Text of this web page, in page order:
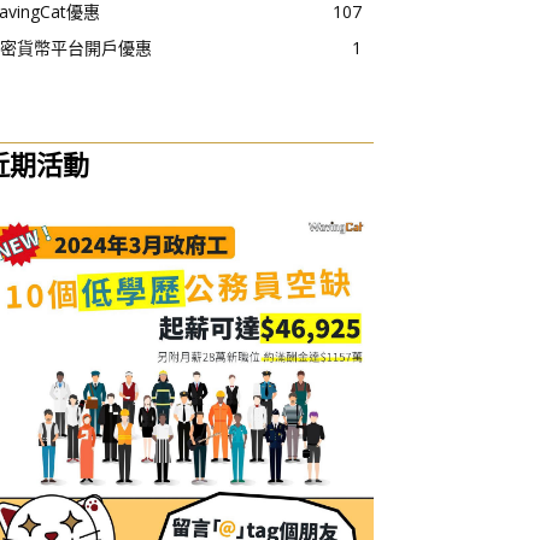
優惠
107
貨幣平台開戶優惠
1
期活動